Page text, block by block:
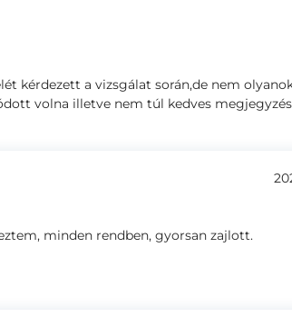
kérdezett a vizsgálat során,de nem
volna illetve nem túl kedves
minden rendben, gyorsan zajlott.